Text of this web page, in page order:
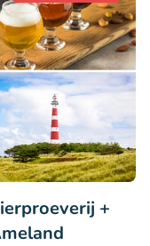
+